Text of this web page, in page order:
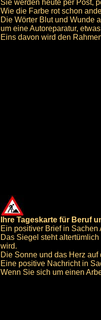
Sie werden heute per Post,
Wie die Farbe rot schon
Die Wörter Blut und Wunde
um eine Autoreparatur,
Eins davon wird den
Ihre Tageskarte für Beruf
Ein positiver Brief in Sachen
Das Siegel steht
wird.
Die Sonne und das Herz
Eine positive Nachricht in
Wenn Sie sich um einen